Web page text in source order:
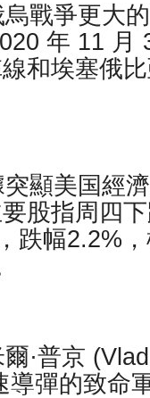
戰爭更大
年 11 月
和埃塞俄
顯美国經
股指周四
跌幅2.2%
·普京
導彈的致命